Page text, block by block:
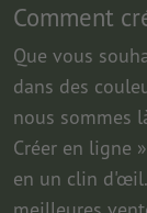
Comment
Que vous
dans des
nous sommes
Créer en ligne
en un clin